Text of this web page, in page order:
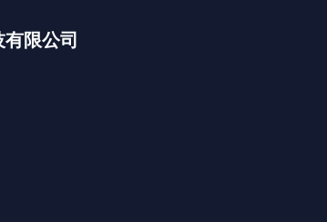
限公司